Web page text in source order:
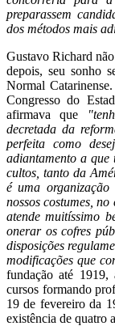
preparassem
dos métodos mais
Gustavo Richard
depois, seu sonho
Normal
Congresso do
afirmava que
decretada da
perfeita como
adiantamento a que
cultos, tanto da
é uma organização
nossos costumes,
atende muitíssimo
onerar os cofres
disposições
modificações que
fundação até
cursos formando
19 de fevereiro da
existência de quatro